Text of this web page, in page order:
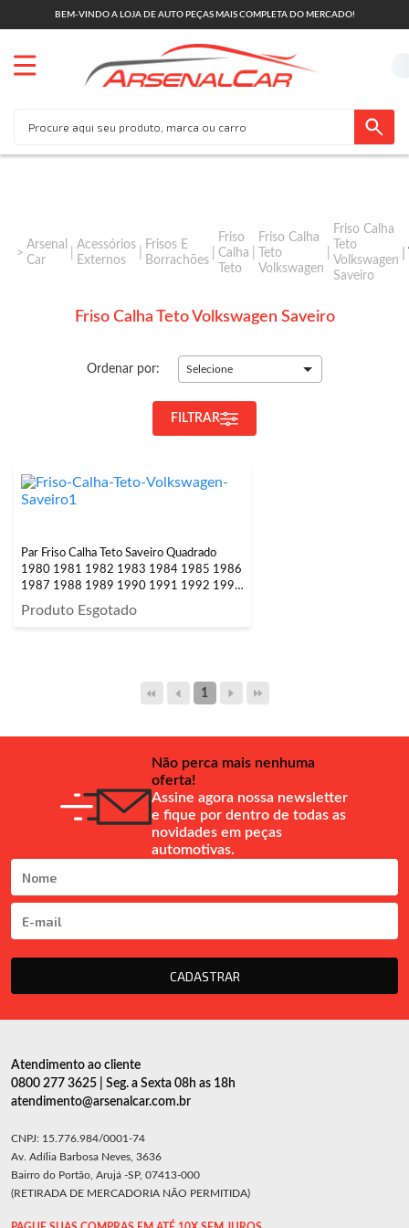
BEM-VINDO A LOJA DE AUTO PEÇAS MAIS COMPLETA DO MERCADO!
Arsenal
Car
Acessórios
Externos
Frisos E
Borrachões
Friso
Calha
Teto
Friso Calha
Teto
Volkswagen
Friso Calha
Teto
Volkswagen
Saveiro
Friso Calha Teto Volkswagen Saveiro
Ordenar por: Selecione
FILTRAR
Par Friso Calha Teto Saveiro Quadrado
1980 1981 1982 1983 1984 1985 1986
1987 1988 1989 1990 1991 1992 1993
1994 1995 1996 1997
Produto Esgotado
1
Não perca mais nenhuma
oferta!
Assine agora nossa newsletter
e fique por dentro de todas as
novidades em peças
automotivas.
CADASTRAR
Atendimento ao cliente
0800 277 3625 | Seg. a Sexta 08h as 18h
atendimento@arsenalcar.com.br
CNPJ: 15.776.984/0001-74
Av. Adília Barbosa Neves, 3636
Bairro do Portão, Arujá -SP, 07413-000
(RETIRADA DE MERCADORIA NÃO PERMITIDA)